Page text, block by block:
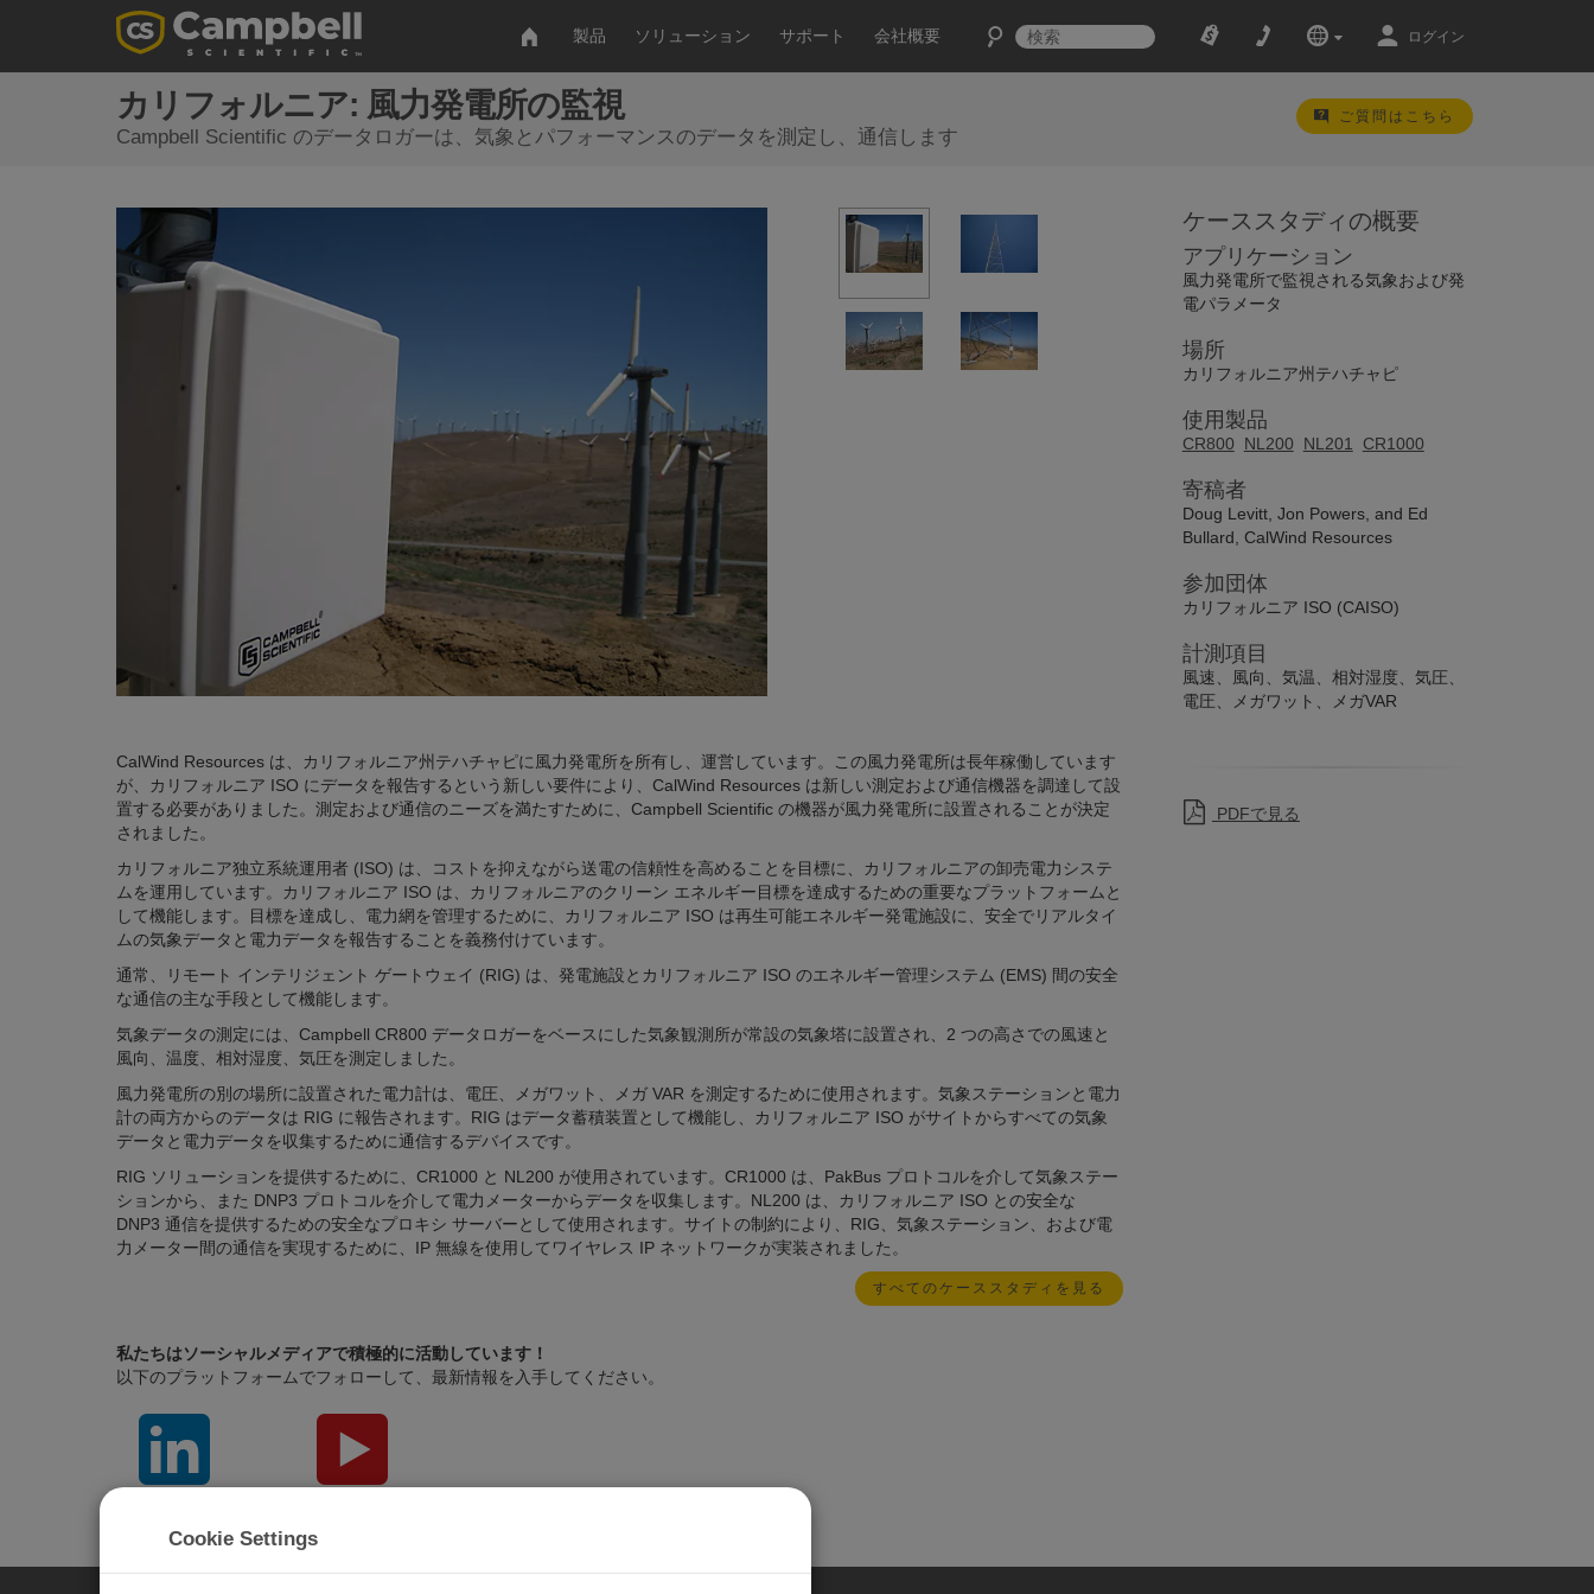
製品 ソリューション サポート 会社概要 ログイン
カリフォルニア: 風力発電所の監視
Campbell Scientific のデータロガーは、気象とパフォーマンスのデータを測定し、通信します
ご質問はこちら
CalWind Resources は、カリフォルニア州テハチャピに風力発電所を所有し、運営しています。この風力発電所は長年稼働しています
が、カリフォルニア ISO にデータを報告するという新しい要件により、CalWind Resources は新しい測定および通信機器を調達して設
置する必要がありました。測定および通信のニーズを満たすために、Campbell Scientific の機器が風力発電所に設置されることが決定
されました。
カリフォルニア独立系統運用者 (ISO) は、コストを抑えながら送電の信頼性を高めることを目標に、カリフォルニアの卸売電力システ
ムを運用しています。カリフォルニア ISO は、カリフォルニアのクリーン エネルギー目標を達成するための重要なプラットフォームと
して機能します。目標を達成し、電力網を管理するために、カリフォルニア ISO は再生可能エネルギー発電施設に、安全でリアルタイ
ムの気象データと電力データを報告することを義務付けています。
通常、リモート インテリジェント ゲートウェイ (RIG) は、発電施設とカリフォルニア ISO のエネルギー管理システム (EMS) 間の安全
な通信の主な手段として機能します。
気象データの測定には、Campbell CR800 データロガーをベースにした気象観測所が常設の気象塔に設置され、2 つの高さでの風速と
風向、温度、相対湿度、気圧を測定しました。
風力発電所の別の場所に設置された電力計は、電圧、メガワット、メガ VAR を測定するために使用されます。気象ステーションと電力
計の両方からのデータは RIG に報告されます。RIG はデータ蓄積装置として機能し、カリフォルニア ISO がサイトからすべての気象
データと電力データを収集するために通信するデバイスです。
RIG ソリューションを提供するために、CR1000 と NL200 が使用されています。CR1000 は、PakBus プロトコルを介して気象ステー
ションから、また DNP3 プロトコルを介して電力メーターからデータを収集します。NL200 は、カリフォルニア ISO との安全な
DNP3 通信を提供するための安全なプロキシ サーバーとして使用されます。サイトの制約により、RIG、気象ステーション、および電
力メーター間の通信を実現するために、IP 無線を使用してワイヤレス IP ネットワークが実装されました。
すべてのケーススタディを見る
私たちはソーシャルメディアで積極的に活動しています！
以下のプラットフォームでフォローして、最新情報を入手してください。
ケーススタディの概要
アプリケーション
風力発電所で監視される気象および発
電パラメータ
場所
カリフォルニア州テハチャピ
使用製品
CR800 NL200 NL201 CR1000
寄稿者
Doug Levitt, Jon Powers, and Ed
Bullard, CalWind Resources
参加団体
カリフォルニア ISO (CAISO)
計測項目
風速、風向、気温、相対湿度、気圧、
電圧、メガワット、メガVAR
PDFで見る
Cookie Settings